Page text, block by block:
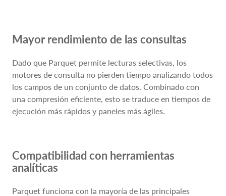
Mayor rendimiento de las consultas
Dado que Parquet permite lecturas selectivas, los
motores de consulta no pierden tiempo analizando todos
los campos de un conjunto de datos. Combinado con
una compresión eficiente, esto se traduce en tiempos de
ejecución más rápidos y paneles más ágiles.
Compatibilidad con herramientas
analíticas
Parquet funciona con la mayoría de las principales